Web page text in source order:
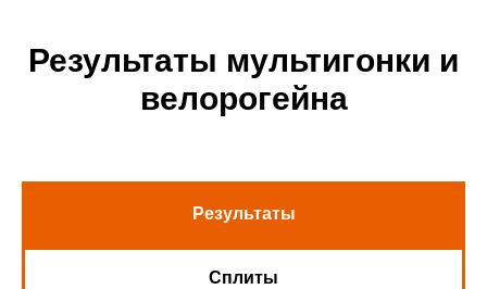
Результаты мультигонки и
велорогейна
Результаты
Сплиты